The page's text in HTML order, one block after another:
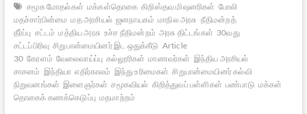
சமூக மோதல்கள் மக்கள்தொகை கிறிஸ்தவ மிஷனரிகள் போலி
மதச்சார்பின்மை மத அரசியல் ஜனநாயகம் மாநில அரசு நீதிமன்றத்
தீர்ப்பு சட்டம் மத்திய அரசு உச்ச நீதிமன்றம் அரசு திட்டங்கள் 30வது
சட்டப்பிரிவு சிறுபான்மையினர் இட ஒதுக்கீடு Article
30 கேரளம் வேலைவாய்ப்பு கல்லூரிகள் மாணவர்கள் இந்திய அரசியல்
சாசனம் இந்தியா எதிர்காலம் இந்து உரிமைகள் சிறுபான்மையினர் கல்வி
நிறுவனங்கள் இளைஞர்கள் சமூகவியல் கிறித்துவப் பள்ளிகள் பண்பாடு மக்கள்
தொகைக் கணக்கெடுப்பு மதமாற்றம்